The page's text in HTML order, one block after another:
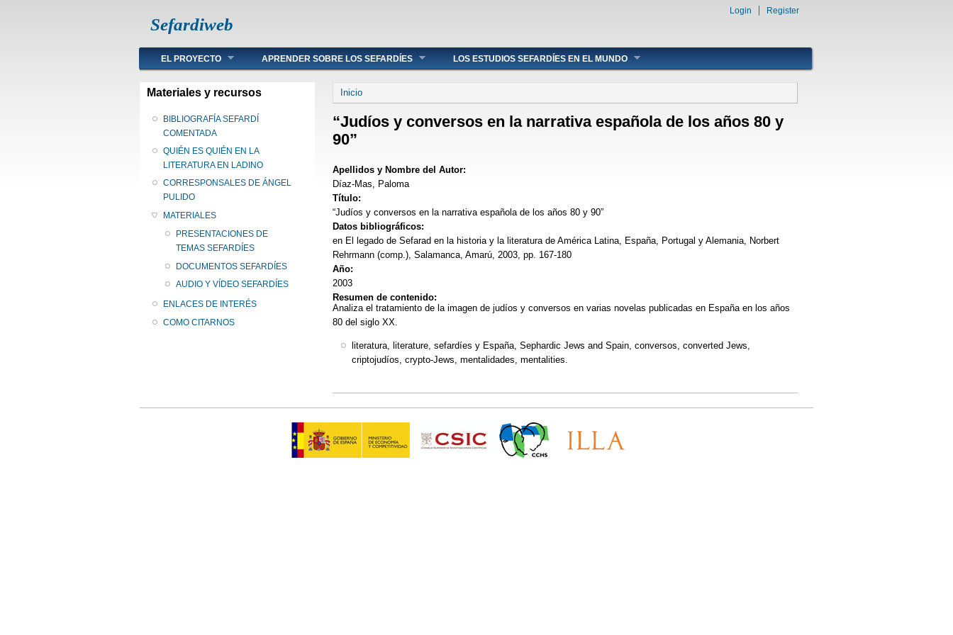
Sefardiweb
Login Register
Main menu
EL PROYECTO APRENDER SOBRE LOS SEFARDÍES LOS ESTUDIOS SEFARDÍES EN EL MUNDO
Materiales y recursos
BIBLIOGRAFÍA SEFARDÍ
COMENTADA
QUIÉN ES QUIÉN EN LA
LITERATURA EN LADINO
CORRESPONSALES DE ÁNGEL
PULIDO
MATERIALES
PRESENTACIONES DE
TEMAS SEFARDÍES
DOCUMENTOS SEFARDÍES
AUDIO Y VÍDEO SEFARDÍES
ENLACES DE INTERÉS
COMO CITARNOS
Se encuentra usted aquí
Inicio
“Judíos y conversos en la narrativa española de los años 80 y
90”
Apellidos y Nombre del Autor:
Díaz-Mas, Paloma
Título:
“Judíos y conversos en la narrativa española de los años 80 y 90”
Datos bibliográficos:
en El legado de Sefarad en la historia y la literatura de América Latina, España, Portugal y Alemania, Norbert
Rehrmann (comp.), Salamanca, Amarú, 2003, pp. 167-180
Año:
2003
Resumen de contenido:
Analiza el tratamiento de la imagen de judíos y conversos en varias novelas publicadas en España en los años
80 del siglo XX.
literatura, literature, sefardíes y España, Sephardic Jews and Spain, conversos, converted Jews,
criptojudíos, crypto-Jews, mentalidades, mentalities.